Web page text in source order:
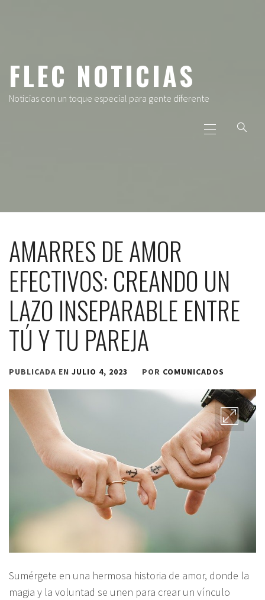
FLEC NOTICIAS
Noticias con un toque especial para gente diferente
principal
AMARRES DE AMOR
EFECTIVOS: CREANDO UN
LAZO INSEPARABLE ENTRE
TÚ Y TU PAREJA
PUBLICADA EN JULIO 4, 2023 POR COMUNICADOS
Sumérgete en una hermosa historia de amor, donde la
magia y la voluntad se unen para crear un vínculo